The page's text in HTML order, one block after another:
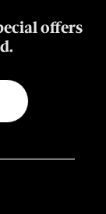
offers